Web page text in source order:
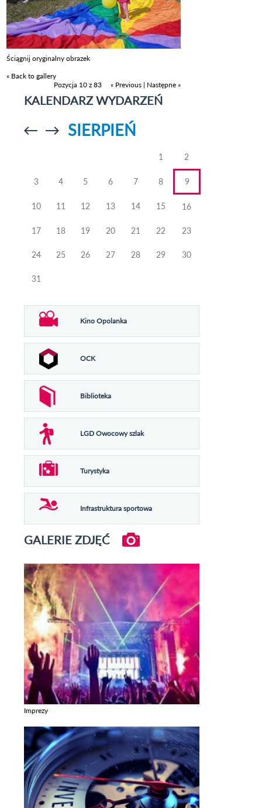
Ściągnij oryginalny obrazek
« Back to gallery
Pozycja 10 z 83
« Previous | Następne »
KALENDARZ WYDARZEŃ
Przejdź doPrzejdź do
SIERPIEŃ
1 2
3 4 5 6 7 8 9
10 11 12 13 14 15 16
17 18 19 20 21 22 23
24 25 26 27 28 29 30
31
Kino Opolanka
OCK
Biblioteka
LGD Owocowy szlak
Turystyka
Infrastruktura sportowa
GALERIE ZDJĘĆ
Imprezy